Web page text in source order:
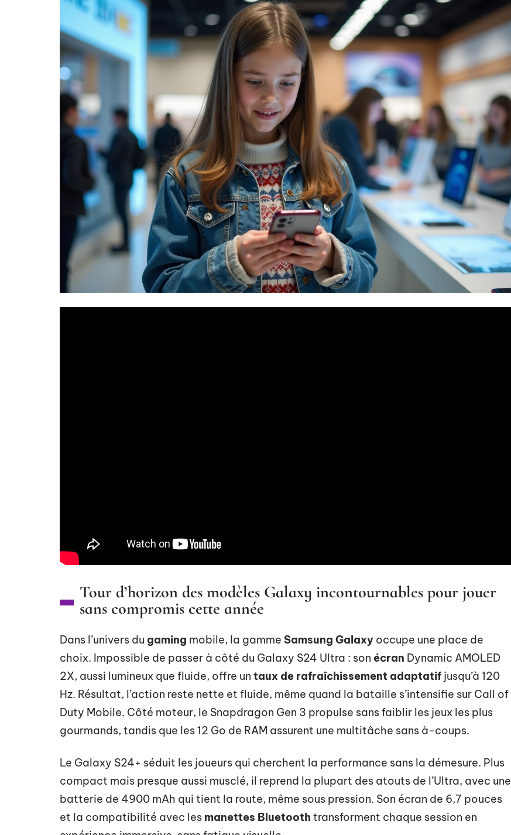
Tour d’horizon des modèles Galaxy incontournables pour jouer
sans compromis cette année
Dans l’univers du gaming mobile, la gamme Samsung Galaxy occupe une place de
choix. Impossible de passer à côté du Galaxy S24 Ultra : son écran Dynamic AMOLED
2X, aussi lumineux que fluide, offre un taux de rafraîchissement adaptatif jusqu’à 120
Hz. Résultat, l’action reste nette et fluide, même quand la bataille s’intensifie sur Call of
Duty Mobile. Côté moteur, le Snapdragon Gen 3 propulse sans faiblir les jeux les plus
gourmands, tandis que les 12 Go de RAM assurent une multitâche sans à-coups.
Le Galaxy S24+ séduit les joueurs qui cherchent la performance sans la démesure. Plus
compact mais presque aussi musclé, il reprend la plupart des atouts de l’Ultra, avec une
batterie de 4900 mAh qui tient la route, même sous pression. Son écran de 6,7 pouces
et la compatibilité avec les manettes Bluetooth transforment chaque session en